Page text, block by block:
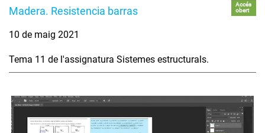
Madera. Resistencia barras
Accés
obert
10 de maig 2021
Tema 11 de l'assignatura Sistemes estructurals.